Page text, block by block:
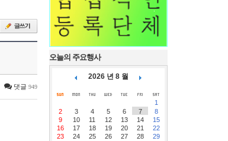
댓글 949
오늘의 주요행사
2026 년 8 월
1
2
3 4 5 6 7
8
9
10 11 12 13 14
15
16
17 18 19 20 21
22
23
24 25 26 27 28
29